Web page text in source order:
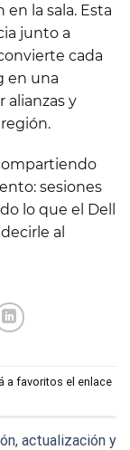
la sala. Esta
junto a
cada
en una
alianzas y
sesiones
lo que el Dell
al
a favoritos el enlace
actualización y